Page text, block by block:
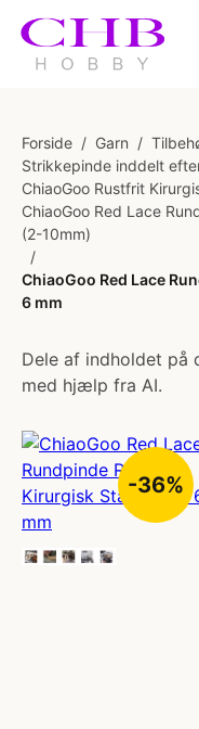
Forside / Garn /
Strikkepinde inddelt
ChiaoGoo Rustfrit
ChiaoGoo Red Lace
(2-10mm)
/
ChiaoGoo Red Lace
6 mm
Dele af indholdet på
med hjælp fra AI.
-36%